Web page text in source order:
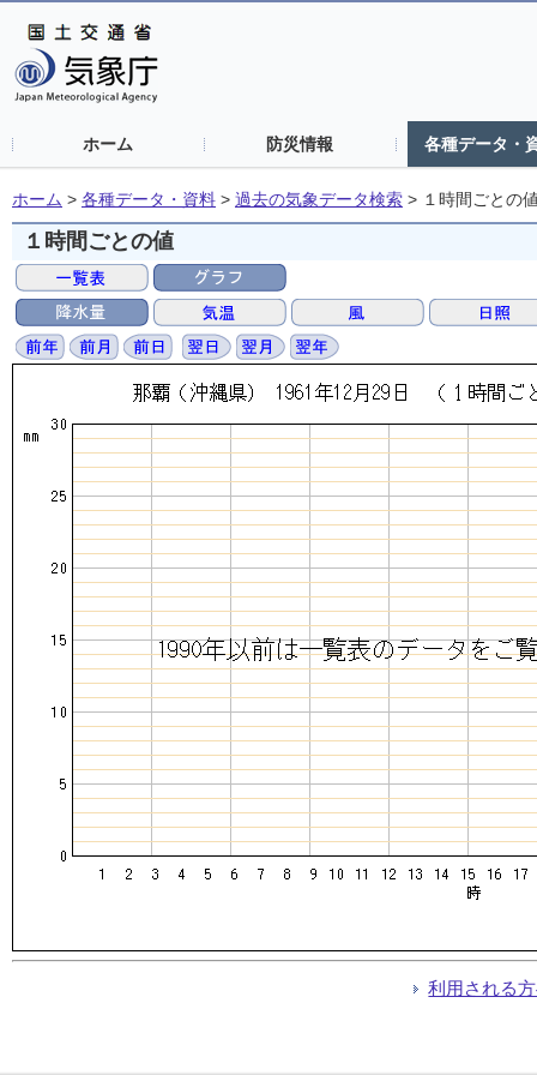
ホーム 防災情報 各種データ・
ホーム > 各種データ・資料 > 過去の気象データ検索 > １時間ごとの
１時間ごとの値
利用される